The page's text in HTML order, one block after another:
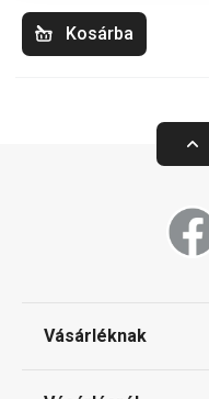
Kosárba
Vásárléknak